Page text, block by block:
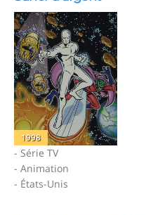
1998
- Série TV
- Animation
- États-Unis